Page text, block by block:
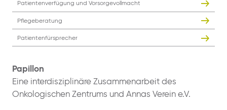
Papillon
Eine interdisziplinäre Zusammenarbeit des
Onkologischen Zentrums und Annas Verein e.V.
Patientenverfügung und Vorsorgevollmacht
Pflegeberatung
Patientenfürsprecher